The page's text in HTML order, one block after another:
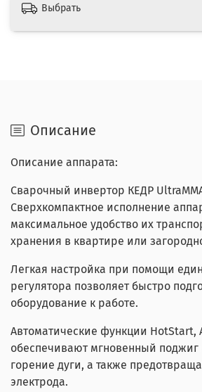
Выбрать
Описание
Описание аппарата:
Сварочный инвертор КЕДР
Сверхкомпактное исполнение
максимальное удобство их
хранения в квартире или
Легкая настройка при помощи
регулятора позволяет быстро
оборудование к работе.
Автоматические функции HotStart,
обеспечивают мгновенный поджиг
горение дуги, а также
электрода.